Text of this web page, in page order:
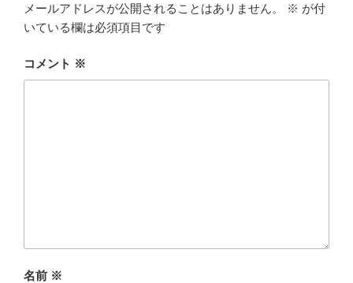
メールアドレスが公開されることはありません。 ※ が付
いている欄は必須項目です
コメント ※
名前 ※